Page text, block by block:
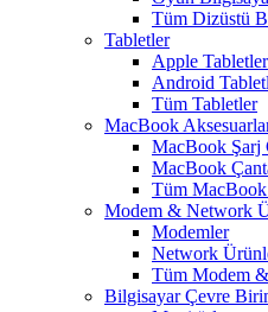
Tüm Dizüstü
Tabletler
Apple Tabletler
Android
Tüm Tabletler
MacBook
MacBook Şarj
MacBook
Tüm MacBook
Modem & Network
Modemler
Network
Tüm Modem
Bilgisayar Çevre